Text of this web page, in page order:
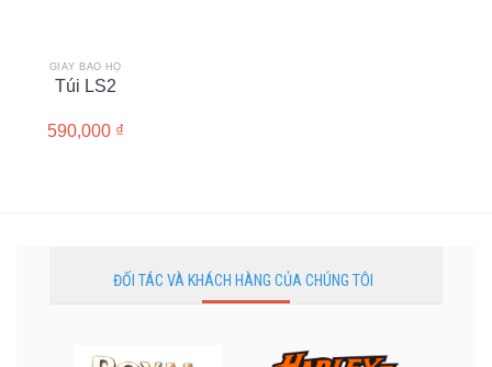
GIÀY BẢO HỘ
Túi LS2
590,000 ₫
ĐỐI TÁC VÀ KHÁCH HÀNG CỦA CHÚNG TÔI